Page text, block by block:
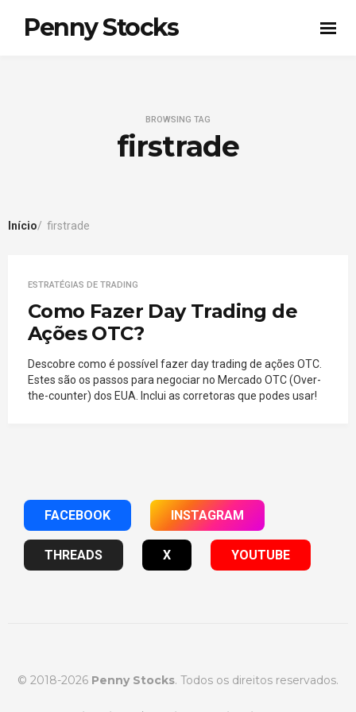
Penny Stocks
BROWSING TAG
firstrade
Início firstrade
ESTRATÉGIAS DE TRADING
Como Fazer Day Trading de
Ações OTC?
Descobre como é possível fazer day trading de ações OTC.
Estes são os passos para negociar no Mercado OTC (Over-
the-counter) dos EUA. Inclui as corretoras que podes usar!
FACEBOOK INSTAGRAM
THREADS X YOUTUBE
© 2018-2026 Penny Stocks. Todos os direitos reservados.